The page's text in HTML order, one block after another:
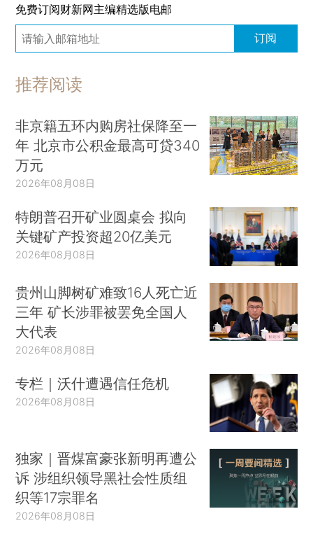
免费订阅财新网主编精选版电邮
订阅
推荐阅读
非京籍五环内购房社保降至一
年 北京市公积金最高可贷340
万元
2026年08月08日
特朗普召开矿业圆桌会 拟向
关键矿产投资超20亿美元
2026年08月08日
贵州山脚树矿难致16人死亡近
三年 矿长涉罪被罢免全国人
大代表
2026年08月08日
专栏｜沃什遭遇信任危机
2026年08月08日
独家｜晋煤富豪张新明再遭公
诉 涉组织领导黑社会性质组
织等17宗罪名
2026年08月08日